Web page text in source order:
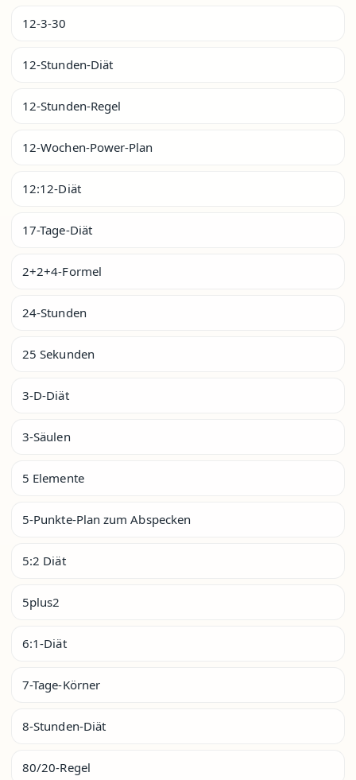
12-3-30
12-Stunden-Diät
12-Stunden-Regel
12-Wochen-Power-Plan
12:12-Diät
17-Tage-Diät
2+2+4-Formel
24-Stunden
25 Sekunden
3-D-Diät
3-Säulen
5 Elemente
5-Punkte-Plan zum Abspecken
5:2 Diät
5plus2
6:1-Diät
7-Tage-Körner
8-Stunden-Diät
80/20-Regel